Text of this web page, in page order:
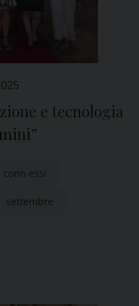
e tecnologia
conn essi
settembre